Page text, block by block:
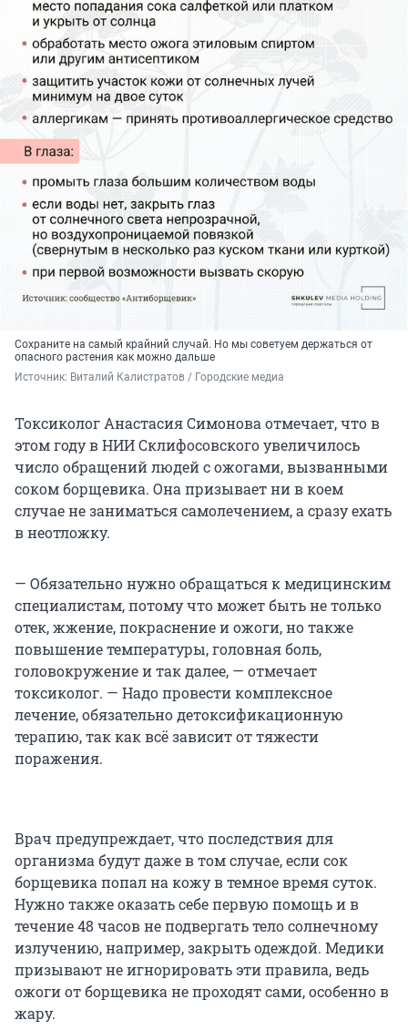
Сохраните на самый крайний случай. Но мы советуем держаться от
опасного растения как можно дальше
Источник: Виталий Калистратов / Городские медиа
Токсиколог Анастасия Симонова отмечает, что в
этом году в НИИ Склифосовского увеличилось
число обращений людей с ожогами, вызванными
соком борщевика. Она призывает ни в коем
случае не заниматься самолечением, а сразу ехать
в неотложку.
— Обязательно нужно обращаться к медицинским
специалистам, потому что может быть не только
отек, жжение, покраснение и ожоги, но также
повышение температуры, головная боль,
головокружение и так далее, — отмечает
токсиколог. — Надо провести комплексное
лечение, обязательно детоксификационную
терапию, так как всё зависит от тяжести
поражения.
Врач предупреждает, что последствия для
организма будут даже в том случае, если сок
борщевика попал на кожу в темное время суток.
Нужно также оказать себе первую помощь и в
течение 48 часов не подвергать тело солнечному
излучению, например, закрыть одеждой. Медики
призывают не игнорировать эти правила, ведь
ожоги от борщевика не проходят сами, особенно в
жару.